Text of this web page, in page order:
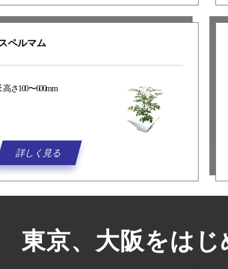
ペルマム
高さ100〜600mm
詳しく見る
東京、大阪をは